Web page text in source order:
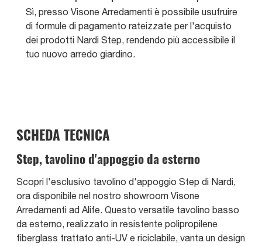
Sì, presso Visone Arredamenti è possibile usufruire
di formule di pagamento rateizzate per l'acquisto
dei prodotti Nardi Step, rendendo più accessibile il
tuo nuovo arredo giardino.
SCHEDA TECNICA
Step, tavolino d'appoggio da esterno
Scopri l'esclusivo tavolino d'appoggio Step di Nardi,
ora disponibile nel nostro showroom Visone
Arredamenti ad Alife. Questo versatile tavolino basso
da esterno, realizzato in resistente polipropilene
fiberglass trattato anti-UV e riciclabile, vanta un design